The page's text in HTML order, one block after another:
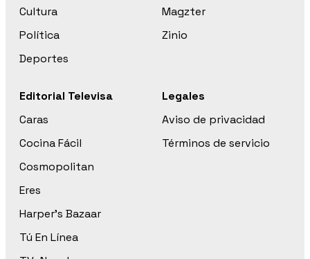
Cultura
Política
Deportes
Magzter
Zinio
Editorial Televisa
Caras
Cocina Fácil
Cosmopolitan
Eres
Harper’s Bazaar
Tú En Línea
Legales
Aviso de privacidad
Términos de servicio